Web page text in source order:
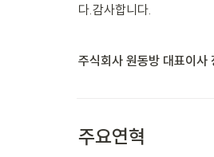
다.감사합니다.
주식회사 원동방 대표이사
주요연혁